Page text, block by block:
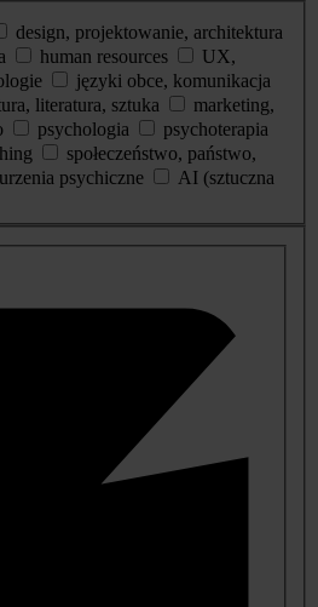
design, projektowanie, architektura
human resources
UX,
języki obce, komunikacja
literatura, sztuka
marketing,
psychologia
psychoterapia
społeczeństwo, państwo,
psychiczne
AI (sztuczna